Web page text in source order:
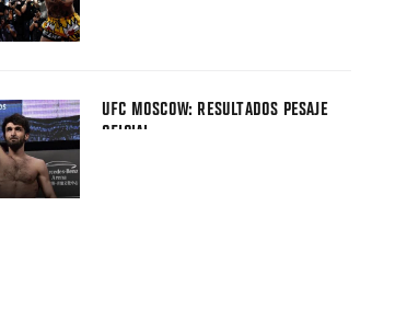
UFC MOSCOW: RESULTADOS PESAJE
OFICIAL